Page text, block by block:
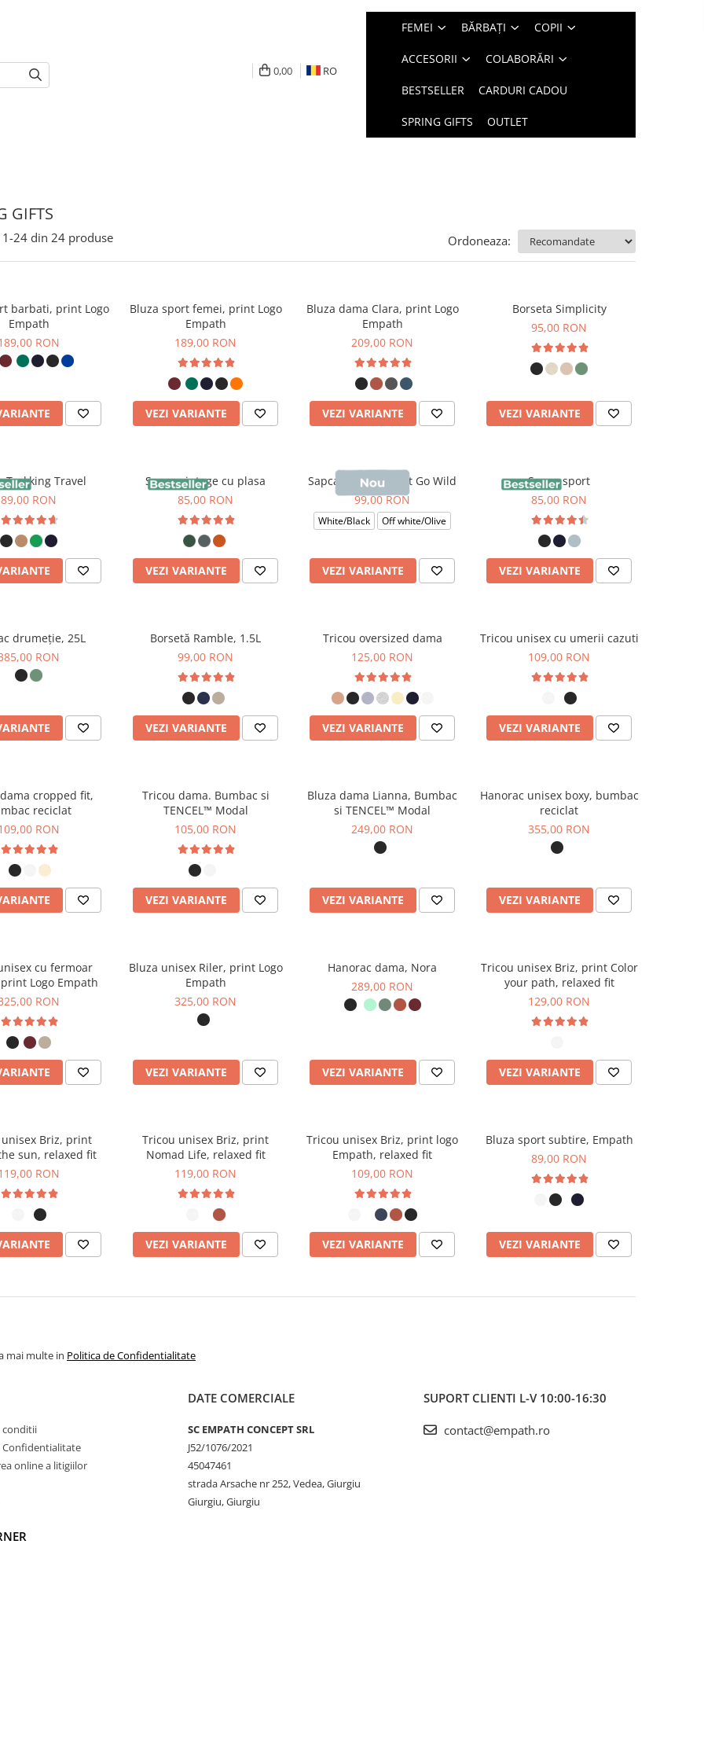
0,00 RO
FEMEI BĂRBAȚI COPII
ACCESORII COLABORĂRI
BESTSELLER CARDURI CADOU
SPRING GIFTS OUTLET
GIFTS
1-24 din 24 produse Ordoneaza:
barbati, print Logo
Empath
RON
Bluza sport femei, print Logo
Empath
189,00 RON
VEZI VARIANTE
Bluza dama Clara, print Logo
Empath
209,00 RON
VEZI VARIANTE
Borseta Simplicity
95,00 RON
VEZI VARIANTE
Trekking Travel
89,00 RON
Sapca vintage cu plasa
85,00 RON
VEZI VARIANTE
Sapca Darwin, print Go Wild
99,00 RON
White/Black Off white/Olive
VEZI VARIANTE
Sapca sport
85,00 RON
VEZI VARIANTE
drumeție, 25L
RON
Borsetă Ramble, 1.5L
99,00 RON
VEZI VARIANTE
Tricou oversized dama
125,00 RON
VEZI VARIANTE
Tricou unisex cu umerii cazuti
109,00 RON
VEZI VARIANTE
cropped fit,
reciclat
RON
Tricou dama. Bumbac si
TENCEL™ Modal
105,00 RON
VEZI VARIANTE
Bluza dama Lianna, Bumbac
si TENCEL™ Modal
249,00 RON
VEZI VARIANTE
Hanorac unisex boxy, bumbac
reciclat
355,00 RON
VEZI VARIANTE
cu fermoar
Logo Empath
RON
Bluza unisex Riler, print Logo
Empath
325,00 RON
VEZI VARIANTE
Hanorac dama, Nora
289,00 RON
VEZI VARIANTE
Tricou unisex Briz, print Color
your path, relaxed fit
129,00 RON
VEZI VARIANTE
Briz, print
sun, relaxed fit
RON
Tricou unisex Briz, print
Nomad Life, relaxed fit
119,00 RON
VEZI VARIANTE
Tricou unisex Briz, print logo
Empath, relaxed fit
109,00 RON
VEZI VARIANTE
Bluza sport subtire, Empath
89,00 RON
VEZI VARIANTE
mai multe in Politica de Confidentialitate
conditii
Confidentialitate
online a litigiilor
DATE COMERCIALE
SC EMPATH CONCEPT SRL
J52/1076/2021
45047461
strada Arsache nr 252, Vedea, Giurgiu
Giurgiu, Giurgiu
SUPORT CLIENTI L-V 10:00-16:30
contact@empath.ro